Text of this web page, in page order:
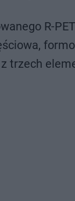
R-
z trzech